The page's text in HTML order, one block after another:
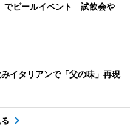
でビールイベント 試飲会や
イタリアンで「父の味」再現